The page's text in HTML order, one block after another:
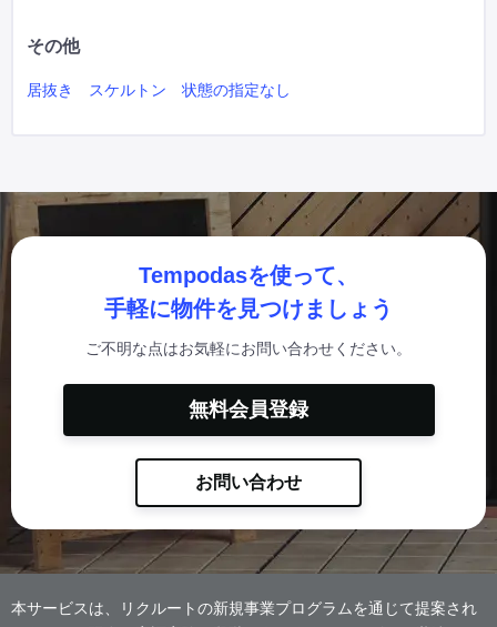
その他
居抜き スケルトン 状態の指定なし
Tempodasを使って、
手軽に物件を見つけましょう
ご不明な点はお気軽にお問い合わせください。
無料会員登録
お問い合わせ
本サービスは、リクルートの新規事業プログラムを通じて提案され